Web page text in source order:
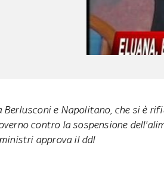
e Napolitano, che si è
contro la sospensione
approva il ddl